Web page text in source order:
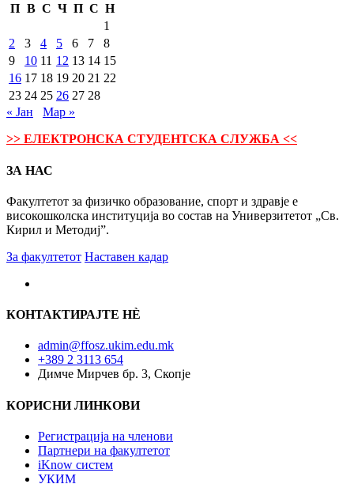
П В С Ч П С Н
1
2
3 4 5 6 7
8
9
10 11 12 13 14 15
16 17 18 19 20 21 22
23 24 25 26 27 28
« Јан
Мар »
>> ЕЛЕКТРОНСКА СТУДЕНТСКА СЛУЖБА <<
ЗА НАС
Факултетот за физичко образование, спорт и здравје е
високошколска институција во состав на Универзитетот „Св.
Кирил и Методиј”.
За факултетот Наставен кадар
КОНТАКТИРАЈТЕ НÈ
admin@ffosz.ukim.edu.mk
+389 2 3113 654
Димче Мирчев бр. 3, Скопје
КОРИСНИ ЛИНКОВИ
Регистрација на членови
Партнери на факултетот
iKnow систем
УКИМ